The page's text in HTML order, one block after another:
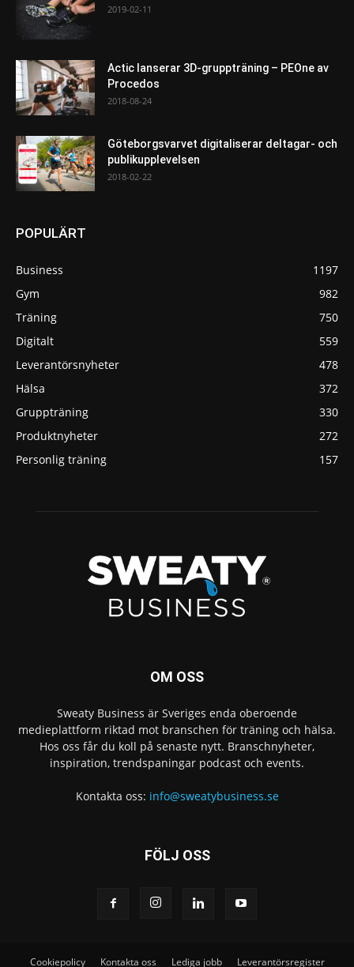
2019-02-11
Actic lanserar 3D-gruppträning – PEOne av
Procedos
2018-08-24
Göteborgsvarvet digitaliserar deltagar- och
publikupplevelsen
2018-02-22
POPULÄRT
Business
1197
Gym
982
Träning
750
Digitalt
559
Leverantörsnyheter
478
Hälsa
372
Gruppträning
330
Produktnyheter
272
Personlig träning
157
OM OSS
Sweaty Business är Sveriges enda oberoende
medieplattform riktad mot branschen för träning och hälsa.
Hos oss får du koll på senaste nytt. Branschnyheter,
inspiration, trendspaningar podcast och events.
Kontakta oss: info@sweatybusiness.se
FÖLJ OSS
Cookiepolicy Kontakta oss Lediga jobb Leverantörsregister